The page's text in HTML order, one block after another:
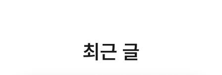
최근 글